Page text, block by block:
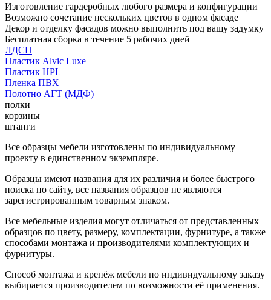
Изготовление гардеробных любого размера и конфигурации
Возможно сочетание нескольких цветов в одном фасаде
Декор и отделку фасадов можно выполнить под вашу задумку
Бесплатная сборка в течение 5 рабочих дней
ЛДСП
Пластик Alvic Luxe
Пластик HPL
Пленка ПВХ
Полотно АГТ (МДФ)
полки
корзины
штанги
Все образцы мебели изготовлены по индивидуальному
проекту в единственном экземпляре.
Образцы имеют названия для их различия и более быстрого
поиска по сайту, все названия образцов не являются
зарегистрированным товарным знаком.
Все мебельные изделия могут отличаться от представленных
образцов по цвету, размеру, комплектации, фурнитуре, а также
способами монтажа и производителями комплектующих и
фурнитуры.
Способ монтажа и крепёж мебели по индивидуальному заказу
выбирается производителем по возможности её применения.